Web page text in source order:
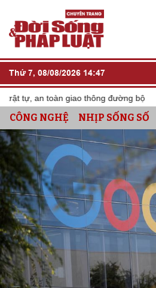
Thứ 7, 08/08/2026 14:47
tự, an toàn giao thông đường bộ
CÔNG NGHỆ NHỊP SỐNG SỐ